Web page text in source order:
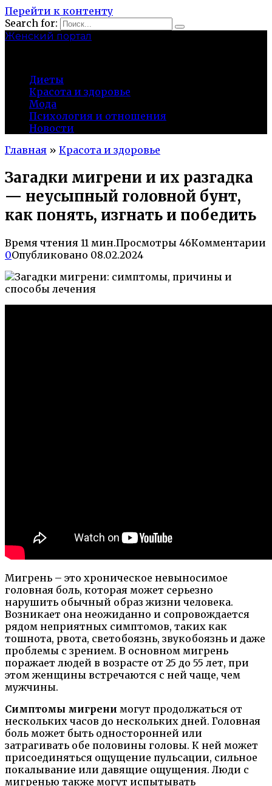
Перейти к контенту
Search for:
Женский портал
Диеты
Красота и здоровье
Мода
Психология и отношения
Новости
Главная » Красота и здоровье
Загадки мигрени и их разгадка
— неусыпный головной бунт,
как понять, изгнать и победить
Время чтения 11 мин.Просмотры 46Комментарии
0Опубликовано 08.02.2024
Мигрень – это хроническое невыносимое
головная боль, которая может серьезно
нарушить обычный образ жизни человека.
Возникает она неожиданно и сопровождается
рядом неприятных симптомов, таких как
тошнота, рвота, светобоязнь, звукобоязнь и даже
проблемы с зрением. В основном мигрень
поражает людей в возрасте от 25 до 55 лет, при
этом женщины встречаются с ней чаще, чем
мужчины.
Симптомы мигрени могут продолжаться от
нескольких часов до нескольких дней. Головная
боль может быть односторонней или
затрагивать обе половины головы. К ней может
присоединяться ощущение пульсации, сильное
покалывание или давящие ощущения. Люди с
мигренью также могут испытывать